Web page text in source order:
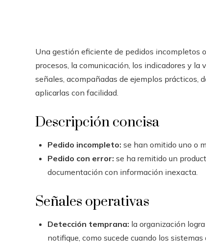
Una gestión eficiente de pedidos incompletos
procesos, la comunicación, los indicadores y
señales, acompañadas de ejemplos prácticos,
aplicarlas con facilidad.
Descripción concisa
Pedido incompleto: se han omitido uno o
Pedido con error: se ha remitido un
documentación con información inexacta.
Señales operativas
Detección temprana: la organización
notifique, como sucede cuando los